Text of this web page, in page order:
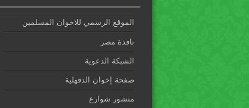
الموقع الرسمي للاخوان المسلمين
نافذة مصر
الشبكة الدعوية
صفحة إخوان الدقهلية
منشور شوارع